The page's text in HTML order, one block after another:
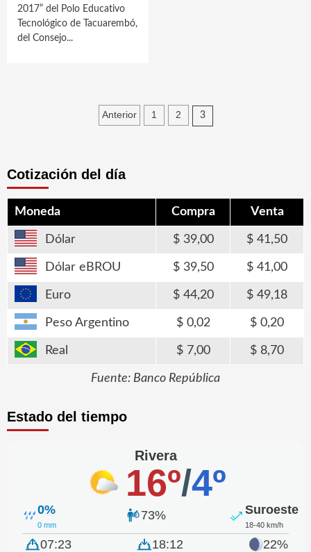
2017” del Polo Educativo
Tecnológico de Tacuarembó,
del Consejo...
Paginación
Anterior 1 2 3
Cotización del día
Moneda Compra Venta
Dólar 39,00 41,50
Dólar eBROU 39,50 41,00
Euro 44,20 49,18
Peso Argentino 0,02 0,20
Real 7,00 8,70
Fuente: Banco República
Estado del tiempo
Rivera
16º/4º
0%
0 mm
73% Suroeste
18-40 km/h
07:23 18:12 22%